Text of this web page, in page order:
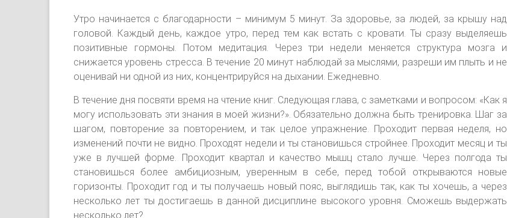
Утро начинается с благодарности – минимум 5 минут. За здоровье, за людей, за крышу над
головой. Каждый день, каждое утро, перед тем как встать с кровати. Ты сразу выделяешь
позитивные гормоны. Потом медитация. Через три недели меняется структура мозга и
снижается уровень стресса. В течение 20 минут наблюдай за мыслями, разреши им плыть и не
оценивай ни одной из них, концентрируйся на дыхании. Ежедневно.
В течение дня посвяти время на чтение книг. Следующая глава, с заметками и вопросом: «Как я
могу использовать эти знания в моей жизни?». Обязательно должна быть тренировка. Шаг за
шагом, повторение за повторением, и так целое упражнение. Проходит первая неделя, но
изменений почти не видно. Проходят недели и ты становишься стройнее. Проходит месяц и ты
уже в лучшей форме. Проходит квартал и качество мышц стало лучше. Через полгода ты
становишься более амбициозным, уверенным в себе, перед тобой открываются новые
горизонты. Проходит год и ты получаешь новый пояс, выглядишь так, как ты хочешь, а через
несколько лет ты достигаешь в данной дисциплине высокого уровня. Сможешь выдержать
несколько лет?